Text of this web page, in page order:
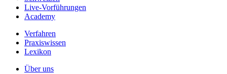
Live-Vorführungen
Academy
Verfahren
Praxiswissen
Lexikon
Über uns